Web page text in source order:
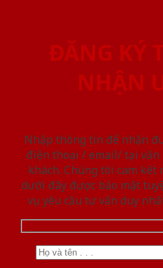
ĐĂNG KÝ
NHẬN
Nhập thông tin để nhận
điện thoại / email/ tại văn
khách. Chúng tôi cam
dưới đây được bảo mật
vụ yêu cầu tư vấn duy